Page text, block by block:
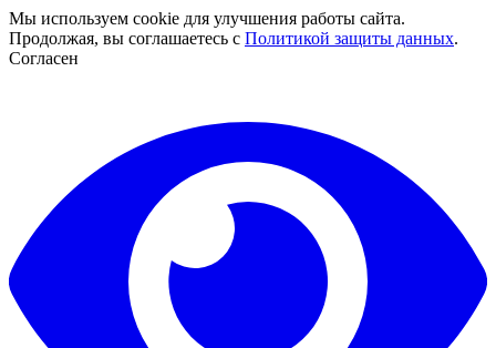
Мы используем cookie для улучшения работы сайта.
Продолжая, вы соглашаетесь с Политикой защиты данных.
Согласен